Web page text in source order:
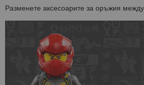
Разменете аксесоарите за оръжия между